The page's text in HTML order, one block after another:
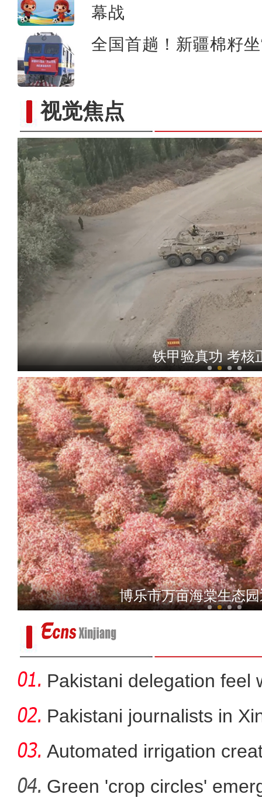
幕战
全国首趟！新疆棉籽
视觉焦点
大美边疆看我家 | 新疆伊宁：石榴
铁甲验真功 考核
大漠旷野 直击新兵30
援疆老师最后一课 全班哭着送别 像
博乐市万亩海棠生态
Pakistani delegation feel
developm
Pakistani journalists in
Automated irrigation
Green 'crop circles'